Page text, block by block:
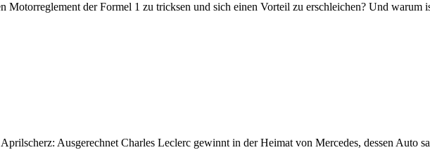
Motorreglement der Formel 1 zu tricksen und sich einen Vorteil zu erschleichen? Und
Ausgerechnet Charles Leclerc gewinnt in der Heimat von Mercedes, dessen Auto